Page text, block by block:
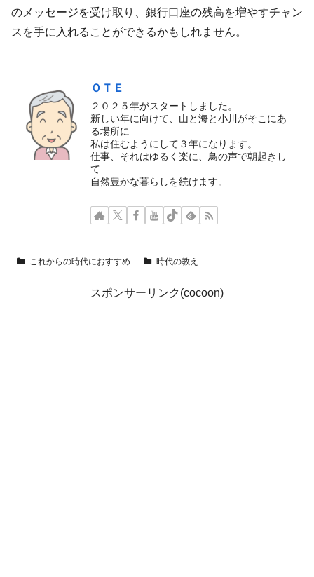
のメッセージを受け取り、銀行口座の残高を増やすチャン
スを手に入れることができるかもしれません。
ＯＴＥ
２０２５年がスタートしました。
新しい年に向けて、山と海と小川がそこにあ
る場所に
私は住むようにして３年になります。
仕事、それはゆるく楽に、鳥の声で朝起きし
て
自然豊かな暮らしを続けます。
これからの時代におすすめ 時代の教え
スポンサーリンク(cocoon)